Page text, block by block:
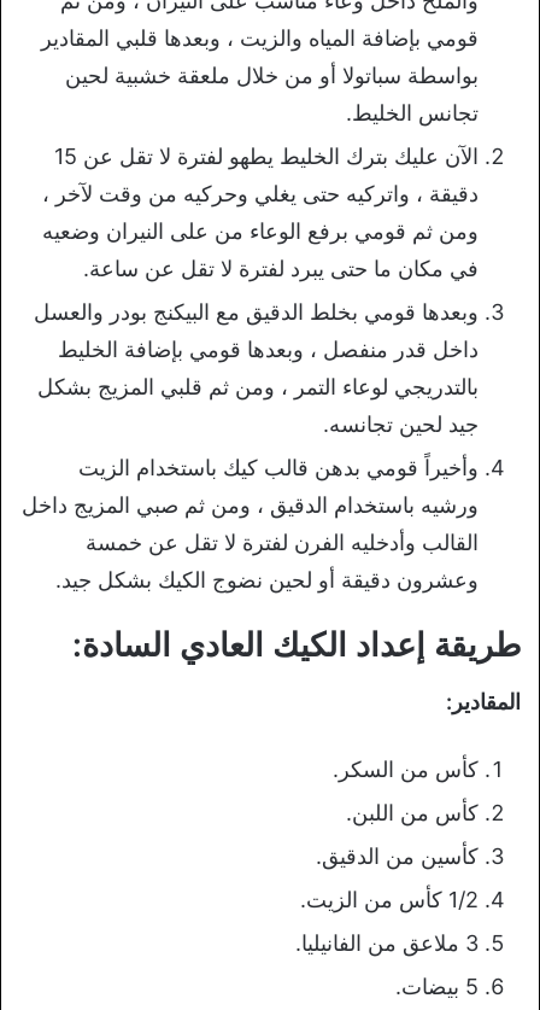
قومي بإضافة المياه والزيت ، وبعدها قلبي المقادير
بواسطة سباتولا أو من خلال ملعقة خشبية لحين
تجانس الخليط.
الآن عليك بترك الخليط يطهو لفترة لا تقل عن 15
دقيقة ، واتركيه حتى يغلي وحركيه من وقت لآخر ،
ومن ثم قومي برفع الوعاء من على النيران وضعيه
في مكان ما حتى يبرد لفترة لا تقل عن ساعة.
وبعدها قومي بخلط الدقيق مع البيكنج بودر والعسل
داخل قدر منفصل ، وبعدها قومي بإضافة الخليط
بالتدريجي لوعاء التمر ، ومن ثم قلبي المزيج بشكل
جيد لحين تجانسه.
وأخيراً قومي بدهن قالب كيك باستخدام الزيت
ورشيه باستخدام الدقيق ، ومن ثم صبي المزيج داخل
القالب وأدخليه الفرن لفترة لا تقل عن خمسة
وعشرون دقيقة أو لحين نضوج الكيك بشكل جيد.
طريقة إعداد الكيك العادي السادة:
المقادير:
كأس من السكر.
كأس من اللبن.
كأسين من الدقيق.
1/2 كأس من الزيت.
3 ملاعق من الفانيليا.
5 بيضات.